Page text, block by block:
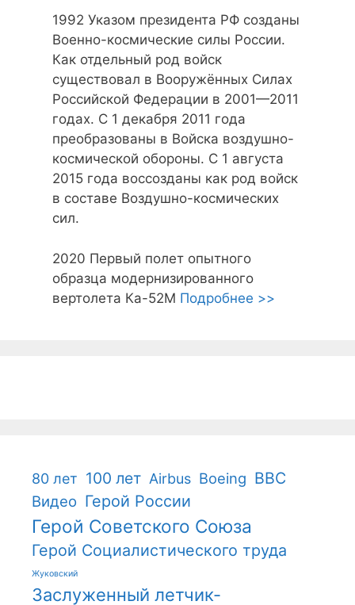
1992 Указом президента РФ созданы
Военно-космические силы России.
Как отдельный род войск
существовал в Вооружённых Силах
Российской Федерации в 2001—2011
годах. С 1 декабря 2011 года
преобразованы в Войска воздушно-
космической обороны. С 1 августа
2015 года воссозданы как род войск
в составе Воздушно-космических
сил.
2020 Первый полет опытного
образца модернизированного
вертолета Ка-52М Подробнее >>
80 лет 100 лет Airbus Boeing ВВС
Видео Герой России
Герой Советского Союза
Герой Социалистического труда
Жуковский
Заслуженный летчик-